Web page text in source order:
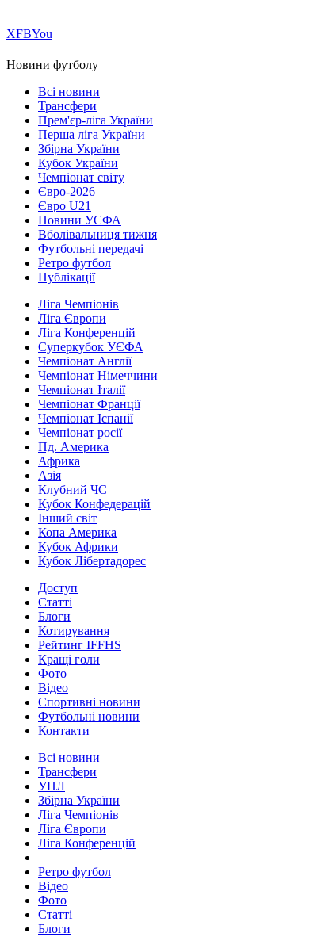
ХFBYou
Новини футболу
Всі новини
Трансфери
Прем'єр-ліга України
Перша ліга України
Збірна України
Кубок України
Чемпіонат світу
Євро-2026
Євро U21
Новини УЄФА
Вболівальниця тижня
Футбольні передачі
Ретро футбол
Публікації
Ліга Чемпіонів
Ліга Європи
Ліга Конференцій
Суперкубок УЄФА
Чемпіонат Англії
Чемпіонат Німеччини
Чемпіонат Італії
Чемпіонат Франції
Чемпіонат Іспанії
Чемпіонат росії
Пд. Америка
Африка
Азія
Клубний ЧС
Кубок Конфедерацій
Інший світ
Копа Америка
Кубок Африки
Кубок Лібертадорес
Доступ
Статті
Блоги
Котирування
Рейтинг IFFHS
Кращі голи
Фото
Відео
Спортивні новини
Футбольні новини
Контакти
Всі новини
Трансфери
УПЛ
Збірна України
Ліга Чемпіонів
Ліга Європи
Ліга Конференцій
Ретро футбол
Відео
Фото
Статті
Блоги